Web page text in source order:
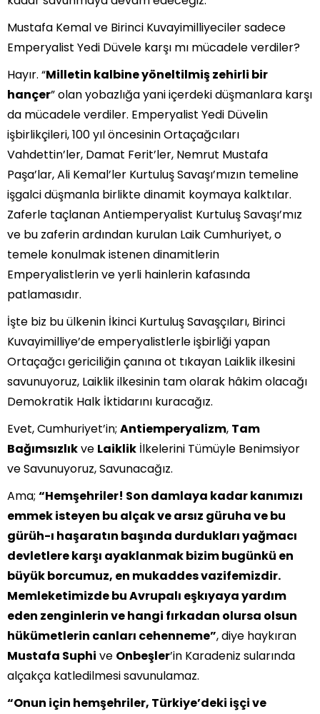
Mustafa Kemal ve Birinci Kuvayimilliyeciler sadece
Emperyalist Yedi Düvele karşı mı mücadele verdiler?
Hayır. “Milletin kalbine yöneltilmiş zehirli bir
hançer” olan yobazlığa yani içerdeki düşmanlara karşı
da mücadele verdiler. Emperyalist Yedi Düvelin
işbirlikçileri, 100 yıl öncesinin Ortaçağcıları
Vahdettin’ler, Damat Ferit’ler, Nemrut Mustafa
Paşa’lar, Ali Kemal’ler Kurtuluş Savaşı’mızın temeline
işgalci düşmanla birlikte dinamit koymaya kalktılar.
Zaferle taçlanan Antiemperyalist Kurtuluş Savaşı’mız
ve bu zaferin ardından kurulan Laik Cumhuriyet, o
temele konulmak istenen dinamitlerin
Emperyalistlerin ve yerli hainlerin kafasında
patlamasıdır.
İşte biz bu ülkenin İkinci Kurtuluş Savaşçıları, Birinci
Kuvayimilliye’de emperyalistlerle işbirliği yapan
Ortaçağcı gericiliğin çanına ot tıkayan Laiklik ilkesini
savunuyoruz, Laiklik ilkesinin tam olarak hâkim olacağı
Demokratik Halk İktidarını kuracağız.
Evet, Cumhuriyet’in; Antiemperyalizm, Tam
Bağımsızlıkve Laiklik İlkelerini Tümüyle Benimsiyor
ve Savunuyoruz, Savunacağız.
Ama; “Hemşehriler! Son damlaya kadar kanımızı
emmek isteyen bu alçak ve arsız güruha ve bu
gürüh-ı haşaratın başında durdukları yağmacı
devletlere karşı ayaklanmak bizim bugünkü en
büyük borcumuz, en mukaddes vazifemizdir.
Memleketimizde bu Avrupalı eşkıyaya yardım
eden zenginlerin ve hangi fırkadan olursa olsun
hükümetlerin canları cehenneme”, diye haykıran
Mustafa Suphi ve Onbeşler’in Karadeniz sularında
alçakça katledilmesi savunulamaz.
“Onun için hemşehriler, Türkiye’deki işçi ve